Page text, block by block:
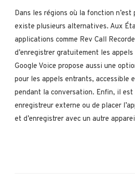
Dans les régions où la fonction n’est
existe plusieurs alternatives. Aux
applications comme Rev Call
d’enregistrer gratuitement les
Google Voice propose aussi une
pour les appels entrants, accessible
pendant la conversation. Enfin, il est
enregistreur externe ou de placer
et d’enregistrer avec un autre